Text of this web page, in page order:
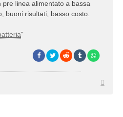
pre linea alimentato a bassa
buoni risultati, basso costo:
”